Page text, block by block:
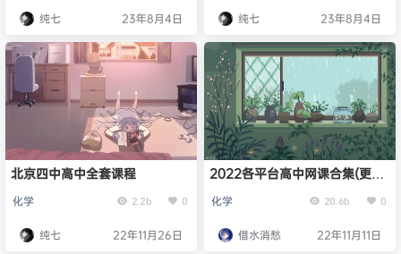
纯七 23年8月4日 纯七 23年8月4日
北京四中高中全套课程
化学 2.2b 0
纯七 22年11月26日
2022各平台高中网课合集(更新
化学 20.6b 0
借水消愁 22年11月11日